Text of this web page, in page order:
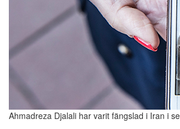
Ahmadreza Djalali har varit fängslad i Iran i